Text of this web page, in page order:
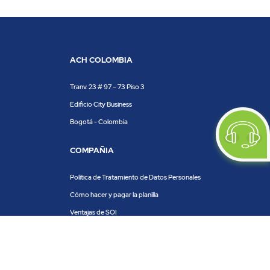
ACH COLOMBIA
Tranv. 23 # 97 – 73 Piso 3
Edificio City Business
Bogotá - Colombia
COMPAÑIA
Política de Tratamiento de Datos Personales
Cómo hacer y pagar la planilla
Ventajas de SOI